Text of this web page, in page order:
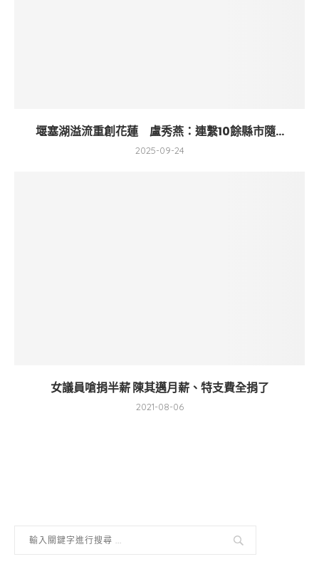
堰塞湖溢流重創花蓮 盧秀燕：連繫10餘縣市隨...
2025-09-24
女議員嗆捐半薪 陳其邁月薪、特支費全捐了
2021-08-06